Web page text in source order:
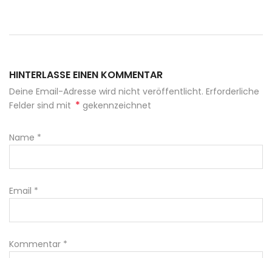
HINTERLASSE EINEN KOMMENTAR
Deine Email-Adresse wird nicht veröffentlicht. Erforderliche
Felder sind mit * gekennzeichnet
Name *
Email *
Kommentar *